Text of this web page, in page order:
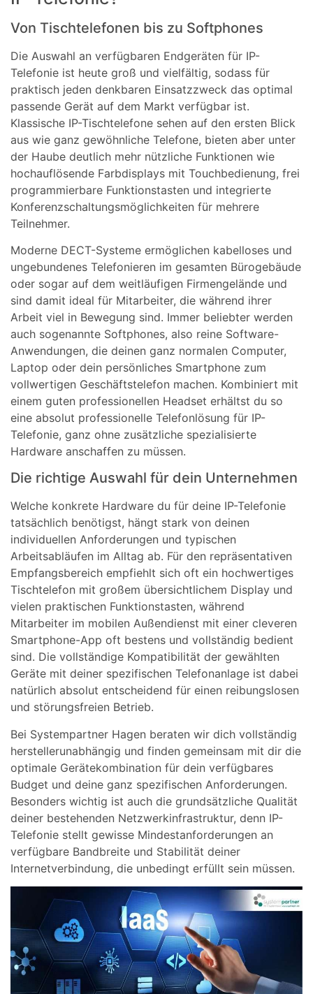
Von Tischtelefonen bis zu Softphones
Die Auswahl an verfügbaren Endgeräten für IP-
Telefonie ist heute groß und vielfältig, sodass für
praktisch jeden denkbaren Einsatzzweck das optimal
passende Gerät auf dem Markt verfügbar ist.
Klassische IP-Tischtelefone sehen auf den ersten Blick
aus wie ganz gewöhnliche Telefone, bieten aber unter
der Haube deutlich mehr nützliche Funktionen wie
hochauflösende Farbdisplays mit Touchbedienung, frei
programmierbare Funktionstasten und integrierte
Konferenzschaltungsmöglichkeiten für mehrere
Teilnehmer.
Moderne DECT-Systeme ermöglichen kabelloses und
ungebundenes Telefonieren im gesamten Bürogebäude
oder sogar auf dem weitläufigen Firmengelände und
sind damit ideal für Mitarbeiter, die während ihrer
Arbeit viel in Bewegung sind. Immer beliebter werden
auch sogenannte Softphones, also reine Software-
Anwendungen, die deinen ganz normalen Computer,
Laptop oder dein persönliches Smartphone zum
vollwertigen Geschäftstelefon machen. Kombiniert mit
einem guten professionellen Headset erhältst du so
eine absolut professionelle Telefonlösung für IP-
Telefonie, ganz ohne zusätzliche spezialisierte
Hardware anschaffen zu müssen.
Die richtige Auswahl für dein Unternehmen
Welche konkrete Hardware du für deine IP-Telefonie
tatsächlich benötigst, hängt stark von deinen
individuellen Anforderungen und typischen
Arbeitsabläufen im Alltag ab. Für den repräsentativen
Empfangsbereich empfiehlt sich oft ein hochwertiges
Tischtelefon mit großem übersichtlichem Display und
vielen praktischen Funktionstasten, während
Mitarbeiter im mobilen Außendienst mit einer cleveren
Smartphone-App oft bestens und vollständig bedient
sind. Die vollständige Kompatibilität der gewählten
Geräte mit deiner spezifischen Telefonanlage ist dabei
natürlich absolut entscheidend für einen reibungslosen
und störungsfreien Betrieb.
Bei Systempartner Hagen beraten wir dich vollständig
herstellerunabhängig und finden gemeinsam mit dir die
optimale Gerätekombination für dein verfügbares
Budget und deine ganz spezifischen Anforderungen.
Besonders wichtig ist auch die grundsätzliche Qualität
deiner bestehenden Netzwerkinfrastruktur, denn IP-
Telefonie stellt gewisse Mindestanforderungen an
verfügbare Bandbreite und Stabilität deiner
Internetverbindung, die unbedingt erfüllt sein müssen.